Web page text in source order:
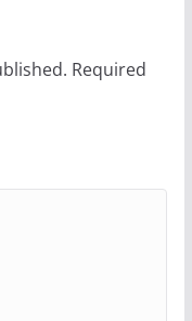
Required